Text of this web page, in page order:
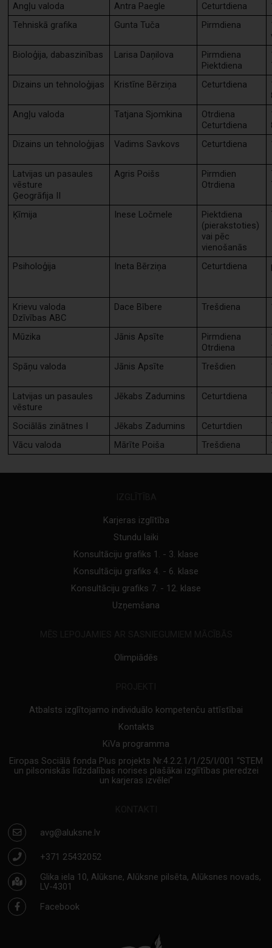
Angļu valoda
Antra Paegle Ceturtdiena
Tehniskā grafika
Gunta Tuča Pirmdiena
Bioloģija, dabaszinības
Larisa Daņilova
Pirmdiena
Piektdiena
Dizains un tehnoloģijas
Kristīne Bērziņa Ceturtdiena
Angļu valoda
Tatjana Sjomkina
Otrdiena
Ceturtdiena
Dizains un tehnoloģijas
Vadims Savkovs Ceturtdiena
Latvijas un pasaules
vēsture
Ģeogrāfija II
Agris Poišs
Pirmdien
Otrdiena
Ķīmija Inese Ločmele
Piektdiena
(pierakstoties)
vai pēc
vienošanās
Psiholoģija Ineta Bērziņa Ceturtdiena
Krievu valoda
Dzīvības ABC
Dace Bībere Trešdiena
Mūzika Jānis Apsīte
Pirmdiena
Otrdiena
Spāņu valoda
Jānis Apsīte Trešdien
Latvijas un pasaules
vēsture
Jēkabs Zadumins Ceturtdiena
Sociālās zinātnes I Jēkabs Zadumins Ceturtdien
Vācu valoda
Mārīte Poiša Trešdiena
Karjeras izglītība
Stundu laiki
Konsultāciju grafiks 1. - 3. klase
Konsultāciju grafiks 4. - 6. klase
Konsultāciju grafiks 7. - 12. klase
Uzņemšana
Olimpiādēs
Atbalsts izglītojamo individuālo kompetenču attīstībai
Kontakts
KiVa programma
Eiropas Sociālā fonda Plus projekts Nr.4.2.2.1/1/25/I/001 “STEM
un pilsoniskās līdzdalības norises plašākai izglītības pieredzei
un karjeras izvēlei”
avg@aluksne.lv
+371 25432052
Glika iela 10, Alūksne, Alūksne pilsēta, Alūksnes novads,
LV-4301
Facebook